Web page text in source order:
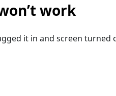
work
it in and screen turned